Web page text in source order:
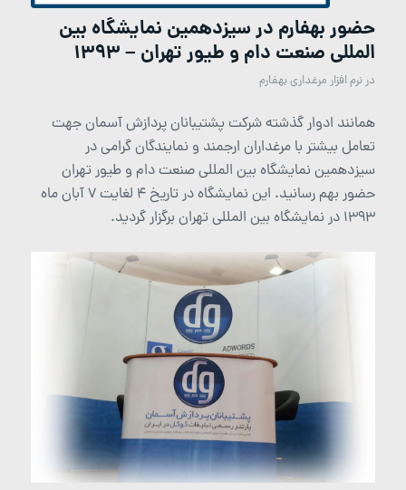
حضور بهفارم در سیزدهمین نمایشگاه بین
المللی صنعت دام و طیور تهران – ۱۳۹۳
درنرم افزار مرغداری بهفارم
همانند ادوار گذشته شرکت پشتیبانان پردازش آسمان جهت
تعامل بیشتر با مرغداران ارجمند و نمایندگان گرامی در
سیزدهمین نمایشگاه بین المللی صنعت دام و طیور تهران
حضور بهم رسانید. این نمایشگاه در تاریخ 4 لغایت 7 آبان ماه
1393 در نمایشگاه بین المللی تهران برگزار گردید.